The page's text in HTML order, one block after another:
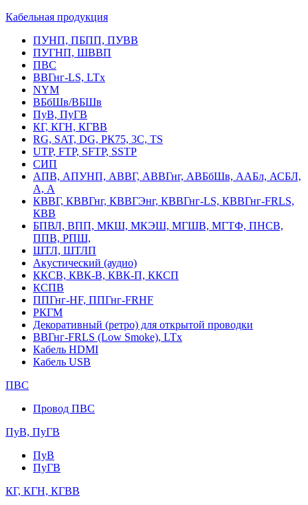
Кабельная продукция
ПУНП, ПБПП, ПУВВ
ПУГНП, ШВВП
ПВС
ВВГнг-LS, LTx
NYM
ВБбШв/ВБШв
ПуВ, ПуГВ
КГ, КГН, КГВВ
RG, SAT, DG, РК75, 3С, TS
UTP, FTP, SFTP, SSTP
СИП
АПВ, АПУНП, АВВГ, АВВГнг, АВБбШв, ААБл, АСБЛ,
А, А
КВВГ, КВВГнг, КВВГЭнг, КВВГнг-LS, КВВГнг-FRLS,
КВВ
БПВЛ, ВПП, МКШ, МКЭШ, МГШВ, МГТФ, ПНСВ,
ППВ, РПШ,
ШТЛ, ШТЛП
Акустический (аудио)
ККСВ, КВК-В, КВК-П, ККСП
КСПВ
ППГнг-HF, ППГнг-FRHF
РКГМ
Декоративный (ретро) для открытой проводки
ВВГнг-FRLS (Low Smoke), LTx
Кабель HDMI
Кабель USB
ПВС
Провод ПВС
ПуВ, ПуГВ
ПуВ
ПуГВ
КГ, КГН, КГВВ